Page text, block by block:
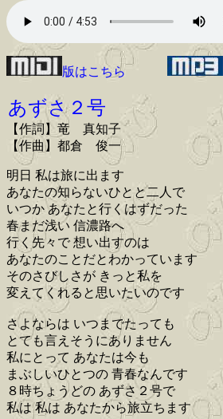
版はこちら
あずさ２号
【作詞】竜 真知子
【作曲】都倉 俊一
明日 私は旅に出ます
あなたの知らないひとと二人で
いつか あなたと行くはずだった
春まだ浅い 信濃路へ
行く先々で 想い出すのは
あなたのことだとわかっています
そのさびしさが きっと私を
変えてくれると思いたいのです
さよならは いつまでたっても
とても言えそうにありません
私にとって あなたは今も
まぶしいひとつの 青春なんです
８時ちょうどの あずさ２号で
私は 私は あなたから旅立ちます